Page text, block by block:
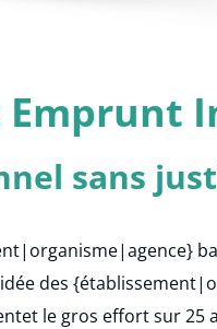
sans
des
le gros effort sur 25